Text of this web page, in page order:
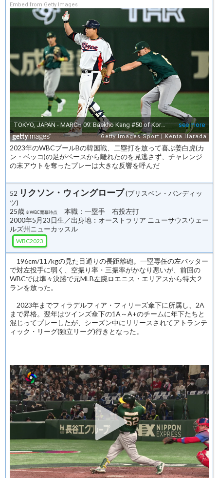
Embed from Getty Images
2023年のWBCプールBの韓国戦、二塁打を放って喜ぶ姜白虎(カ
ン・ベッコ)の足がベースから離れたのを見逃さず、チャレンジ
の末アウトを奪ったプレーは大きな反響を呼んだ
52 リクソン・ウィングローブ(ブリスベン・バンディッ
ツ)
25歳 ※WBC開幕時点
本職：一塁手 右投左打
2000年5月23日生／出身地：オーストラリア ニューサウスウェー
ルズ州ニューカッスル
WBC2023
196cm/117kgの見た目通りの長距離砲。一塁専任の左バッター
で対左投手に弱く、空振り率・三振率がかなり悪いが、前回の
WBCでは準々決勝で元MLB左腕ロエニス・エリアスから特大２
ランを放った。
2023年までフィラデルフィア・フィリーズ傘下に所属し、2A
まで昇格。翌年はツインズ傘下の1A～A+のチームに年下たちと
混じってプレーしたが、シーズン中にリリースされてアトランテ
ィック・リーグ(独立リーグ)行きとなった。